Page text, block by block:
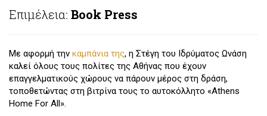
Επιμέλεια: Book Press
Με αφορμή την καμπάνια της, η Στέγη του Ιδρύματος Ωνάση
καλεί όλους τους πολίτες της Αθήνας που έχουν
επαγγελματικούς χώρους να πάρουν μέρος στη δράση,
τοποθετώντας στη βιτρίνα τους το αυτοκόλλητο «Athens
Home For All».